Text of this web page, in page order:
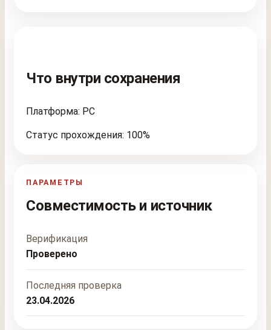
Что внутри сохранения
Платформа: PC
Статус прохождения: 100%
ПАРАМЕТРЫ
Совместимость и источник
Верификация
Проверено
Последняя проверка
23.04.2026